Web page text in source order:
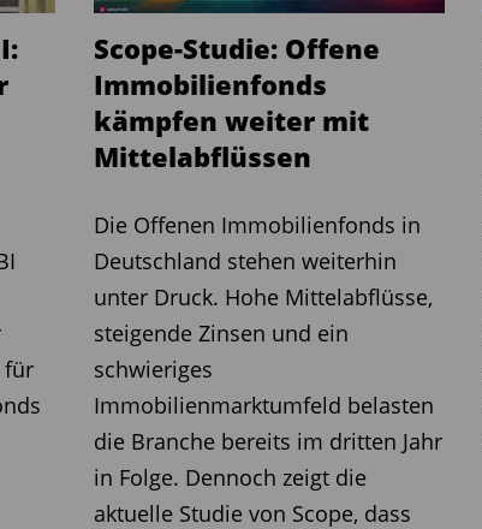
die Position der
über ihr tatsächliches Risiko
Schadenersatzansprüche ergeben“,
geschädigte Anleger des
Die Fondsanteile wurden unter
Raiffeisenbanken vertrieben. Dr.
die Anforderungen an eine
besonders hoch, sodass die
prüfen sollten.“
als Ganzes dürfte das Urteil
Denn eine ganze Reihe Offener
niedrigen Risikoklassen 1 bis 3
Investoren den Eindruck, dass es sich
handelt.(jk/pg)
für
Scope-Studie: Offene
Immobilienfonds
kämpfen weiter mit
Mittelabflüssen
Die Offenen Immobilienfonds in
Deutschland stehen weiterhin
unter Druck. Hohe Mittelabflüsse,
steigende Zinsen und ein
schwieriges
Immobilienmarktumfeld belasten
die Branche bereits im dritten Jahr
in Folge. Dennoch zeigt die
aktuelle Studie von Scope, dass